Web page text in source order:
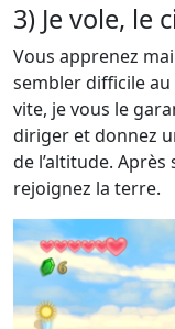
3) Je vole, le
Vous apprenez
sembler difficile
vite, je vous le
diriger et donnez
de l’altitude.
rejoignez la terre.